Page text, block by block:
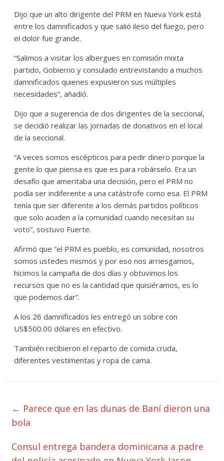
Dijo que un alto dirigente del PRM en Nueva York está
entre los damnificados y que salió ileso del fuego, pero
el dolor fue grande.
“Salimos a visitar los albergues en comisión mixta
partido, Gobierno y consulado entrevistando a muchos
damnificados quienes expusieron sus múltiples
necesidades”, añadió.
Dijo que a sugerencia de dos dirigentes de la seccional,
se decidió realizar las jornadas de donativos en el local
de la seccional.
“A veces somos escépticos para pedir dinero porque la
gente lo que piensa es que es para robárselo. Era un
desafío que ameritaba una decisión, pero el PRM no
podía ser indiferente a una catástrofe como esa. El PRM
tenía que ser diferente a los demás partidos políticos
que solo acuden a la comunidad cuando necesitan su
voto”, sostuvo Fuerte.
Afirmó que “el PRM es pueblo, es comunidad, nosotros
somos ustedes mismos y por eso nos arriesgamos,
hicimos la campaña de dos días y obtuvimos los
recursos que no es la cantidad que quisiéramos, es lo
que podemos dar”.
A los 26 damnificados les entregó un sobre con
US$500.00 dólares en efectivo.
También recibieron el reparto de comida cruda,
diferentes vestimentas y ropa de cama.
← Parece que en las dunas de Baní dieron una
bola
Consul entrega bandera dominicana a padre